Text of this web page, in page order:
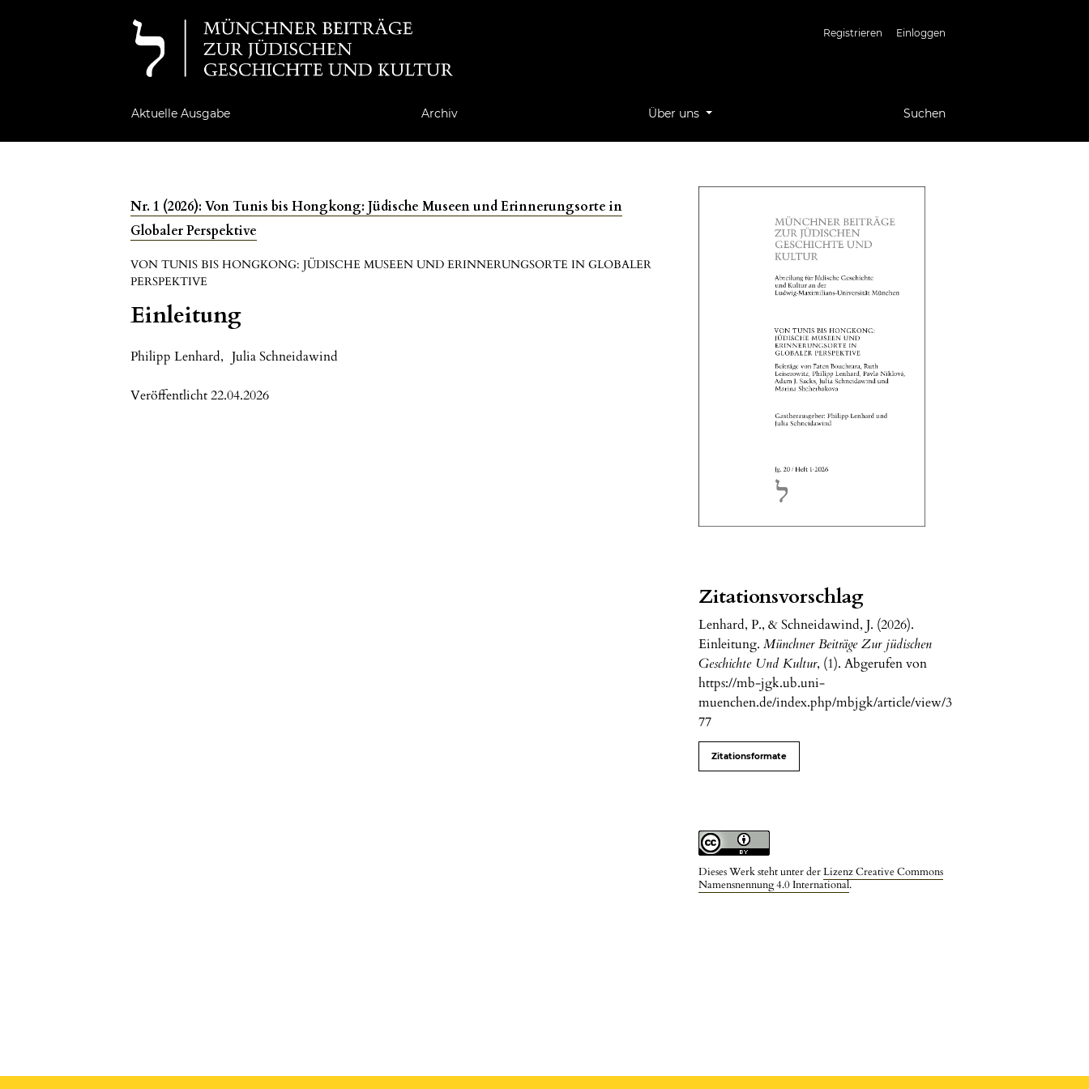
Registrieren Einloggen
Aktuelle Ausgabe Archiv Über uns Suchen
Nr. 1 (2026): Von Tunis bis Hongkong: Jüdische Museen und Erinnerungsorte in
Globaler Perspektive
VON TUNIS BIS HONGKONG: JÜDISCHE MUSEEN UND ERINNERUNGSORTE IN GLOBALER
PERSPEKTIVE
Einleitung
Philipp Lenhard, Julia Schneidawind
Veröffentlicht 22.04.2026
Zitationsvorschlag
Lenhard, P., & Schneidawind, J. (2026).
Einleitung.Münchner Beiträge Zur jüdischen
Geschichte Und Kultur, (1). Abgerufen von
https://mb-jgk.ub.uni-
muenchen.de/index.php/mbjgk/article/view/3
77
Zitationsformate
Dieses Werk steht unter derLizenz Creative Commons
Namensnennung 4.0 International.